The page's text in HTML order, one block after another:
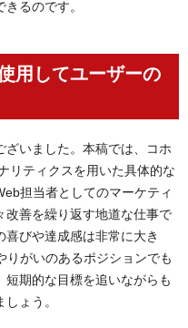
るのです。
用してユーザーの
いました。本稿では、コホ
リティクスを用いた具体的な
担当者としてのマーケティ
改善を繰り返す地道な仕事で
びや達成感は非常に大き
りがいのあるポジションでも
期的な目標を追いながらも
ょう。